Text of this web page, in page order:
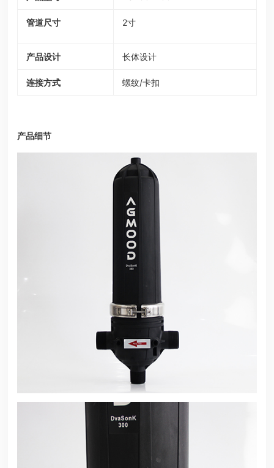
管道尺寸 2寸
产品设计 长体设计
连接方式 螺纹/卡扣
产品细节